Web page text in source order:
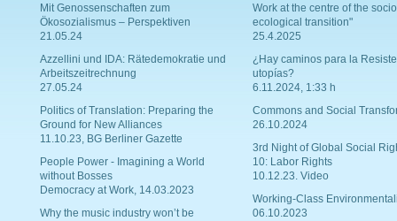
Mit Genossenschaften zum
Ökosozialismus – Perspektiven
21.05.24
Azzellini und IDA: Rätedemokratie und
Arbeitszeitrechnung
27.05.24
Politics of Translation: Preparing the
Ground for New Alliances
11.10.23, BG Berliner Gazette
People Power - Imagining a World
without Bosses
Democracy at Work, 14.03.2023
Why the music industry won’t be
Work at the centre of the
ecological transition"
25.4.2025
¿Hay caminos para la
utopías?
6.11.2024, 1:33 h
Commons and Social
26.10.2024
3rd Night of Global Social
10: Labor Rights
10.12.23. Video
Working-Class
06.10.2023